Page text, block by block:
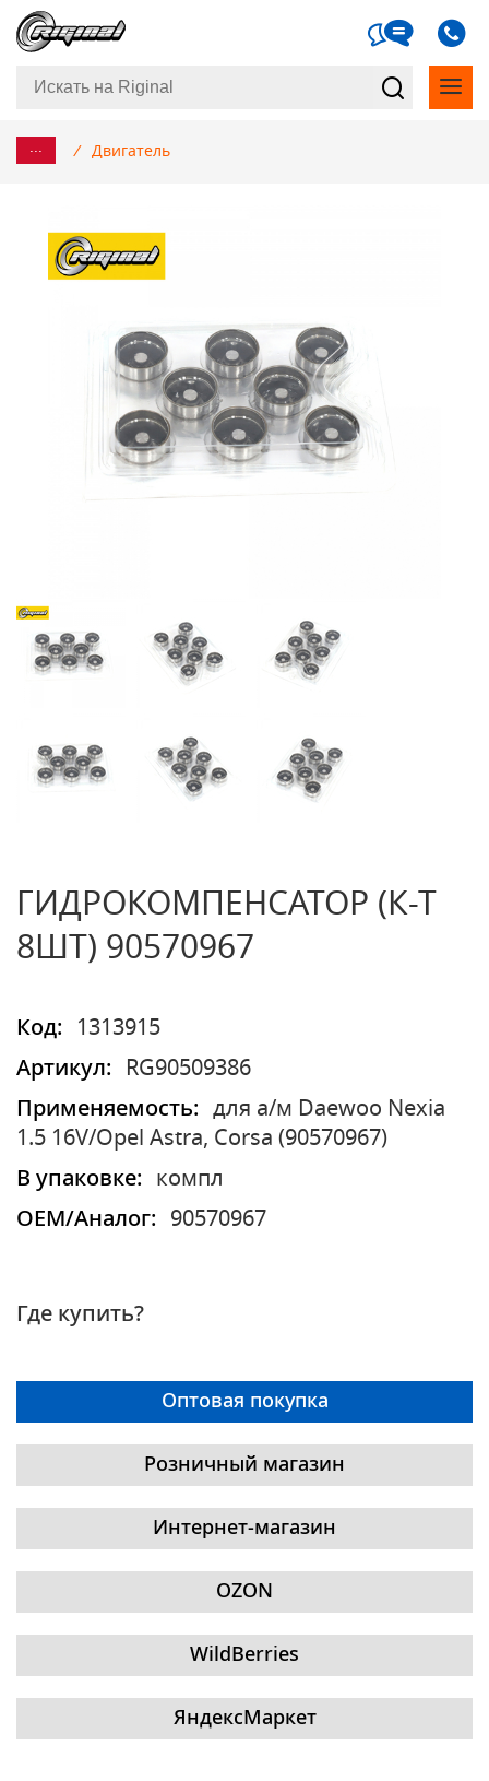
... / Двигатель
ГИДРОКОМПЕНСАТОР (К-Т
8ШТ) 90570967
Код:
1313915
Артикул:
RG90509386
Применяемость:
для а/м Daewoo Nexia
1.5 16V/Opel Astra, Corsa (90570967)
В упаковке:
компл
OEM/Аналог:
90570967
Где купить?
Оптовая покупка
Розничный магазин
Интернет-магазин
OZON
WildBerries
ЯндексМаркет